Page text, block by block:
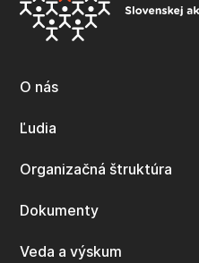
O nás
Ľudia
Organizačná štruktúra
Dokumenty
Veda a výskum